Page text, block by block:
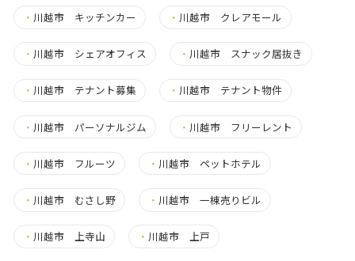
・ 川越市 キッチンカー ・ 川越市 クレアモール
・ 川越市 シェアオフィス ・ 川越市 スナック居抜き
・ 川越市 テナント募集 ・ 川越市 テナント物件
・ 川越市 パーソナルジム ・ 川越市 フリーレント
・ 川越市 フルーツ ・ 川越市 ペットホテル
・ 川越市 むさし野 ・ 川越市 一棟売りビル
・ 川越市 上寺山 ・ 川越市 上戸